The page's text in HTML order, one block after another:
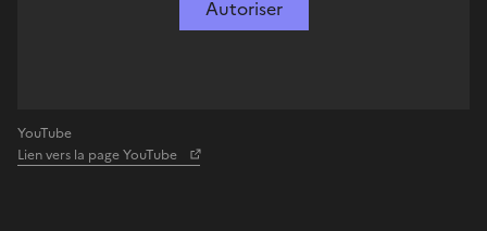
Autoriser
YouTube
Lien vers la page YouTube